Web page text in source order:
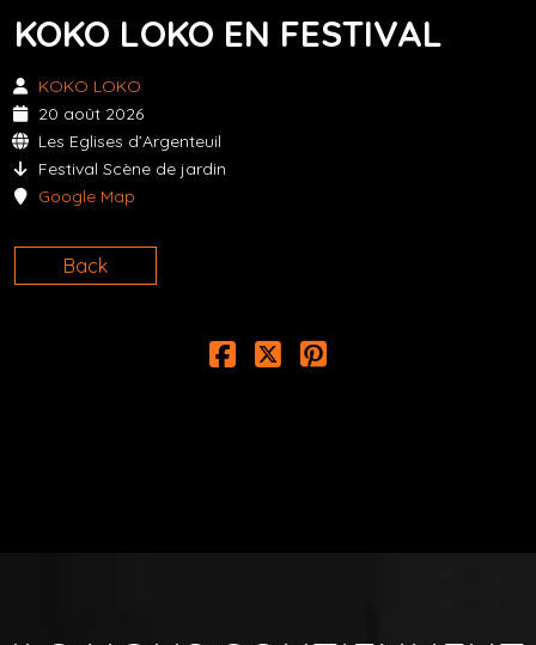
KOKO LOKO EN FESTIVAL
KOKO LOKO
20 août 2026
Les Eglises d’Argenteuil
Festival Scène de jardin
Google Map
Back